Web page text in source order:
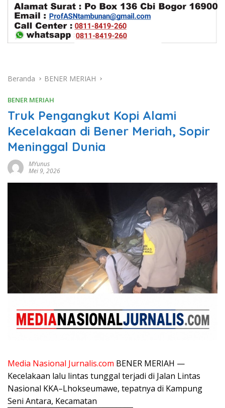
Beranda BENER MERIAH
BENER MERIAH
Truk Pengangkut Kopi Alami
Kecelakaan di Bener Meriah, Sopir
Meninggal Dunia
MYunus
Mei 9, 2026
Media Nasional Jurnalis.com BENER MERIAH —
Kecelakaan lalu lintas tunggal terjadi di Jalan Lintas
Nasional KKA–Lhokseumawe, tepatnya di Kampung
Seni Antara, Kecamatan